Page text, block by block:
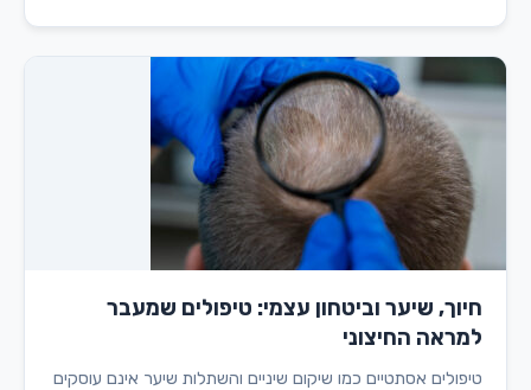
חיוך, שיער וביטחון עצמי: טיפולים שמעבר
למראה החיצוני
טיפולים אסתטיים כמו שיקום שיניים והשתלות שיער אינם עוסקים